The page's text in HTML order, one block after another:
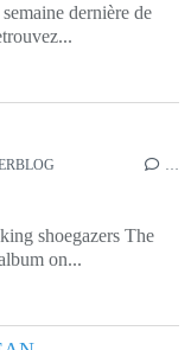
dernière de
…
shoegazers The
on...